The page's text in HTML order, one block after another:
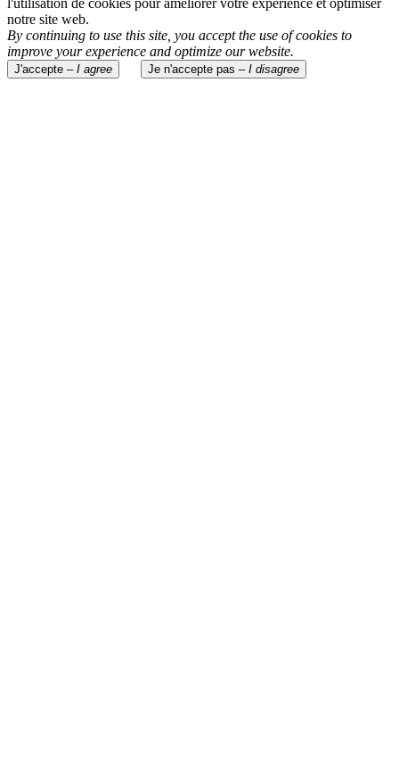
l'utilisation de cookies pour améliorer votre expérience et optimiser
notre site web.
By continuing to use this site, you accept the use of cookies to
improve your experience and optimize our website.
J'accepte – I agree Je n'accepte pas – I disagree